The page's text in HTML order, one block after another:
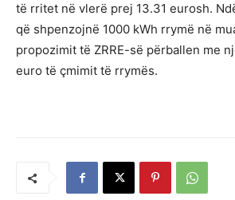
të rritet në vlerë prej 13.31 eurosh.
që shpenzojnë 1000 kWh rrymë në
propozimit të ZRRE-së përballen me
euro të çmimit të rrymës.